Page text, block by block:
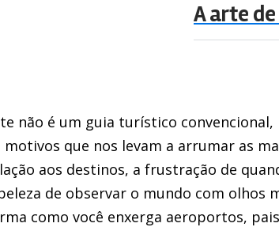
A arte
não é um guia turístico
motivos que nos levam a arrumar as
aos destinos, a frustração de
de observar o mundo com olhos
como você enxerga aeroportos,